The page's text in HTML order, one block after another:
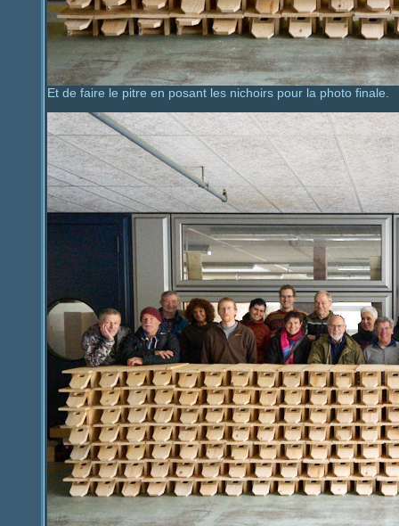
Et de faire le pitre en posant les nichoirs pour la photo finale.